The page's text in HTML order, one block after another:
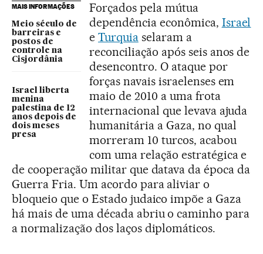
MAIS INFORMAÇÕES
Meio século de
barreiras e
postos de
controle na
Cisjordânia
Israel liberta
menina
palestina de 12
anos depois de
dois meses
presa
Forçados pela mútua
dependência econômica, Israel
e Turquiaselaram a
reconciliação após seis anos de
desencontro. O ataque por
forças navais israelenses em
maio de 2010 a uma frota
internacional que levava ajuda
humanitária a Gaza, no qual
morreram 10 turcos, acabou
com uma relação estratégica e
de cooperação militar que datava da época da
Guerra Fria. Um acordo para aliviar o
bloqueio que o Estado judaico impõe a Gaza
há mais de uma década abriu o caminho para
a normalização dos laços diplomáticos.